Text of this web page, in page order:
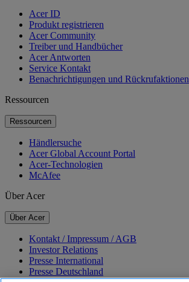
Acer ID
Produkt registrieren
Acer Community
Treiber und Handbücher
Acer Antworten
Service Kontakt
Benachrichtigungen und Rückrufaktionen
Ressourcen
Ressourcen
Händlersuche
Acer Global Account Portal
Acer-Technologien
McAfee
Über Acer
Über Acer
Kontakt / Impressum / AGB
Investor Relations
Presse International
Presse Deutschland